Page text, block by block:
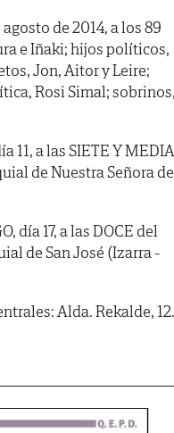
de 2014, a los 89
e Iñaki; hijos políticos,
Jon, Aitor y Leire;
Rosi Simal;
11, a las SIETE Y MEDIA
de Nuestra Señora
día 17, a las DOCE del
de San José (Izarra -
Alda. Rekalde, 12.